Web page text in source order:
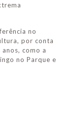
no
por conta
como a
no Parque e